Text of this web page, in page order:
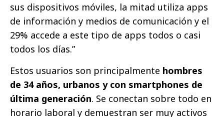
sus dispositivos móviles, la mitad utiliza apps
de información y medios de comunicación y el
29% accede a este tipo de apps todos o casi
todos los días.”
Estos usuarios son principalmente hombres
de 34 años, urbanos y con smartphones de
última generación. Se conectan sobre todo en
horario laboral y demuestran ser muy activos